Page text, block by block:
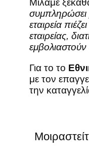
Μιλάμε
συμπληρώσει
εταιρεία
εταιρείας,
Για το το
με τον
την